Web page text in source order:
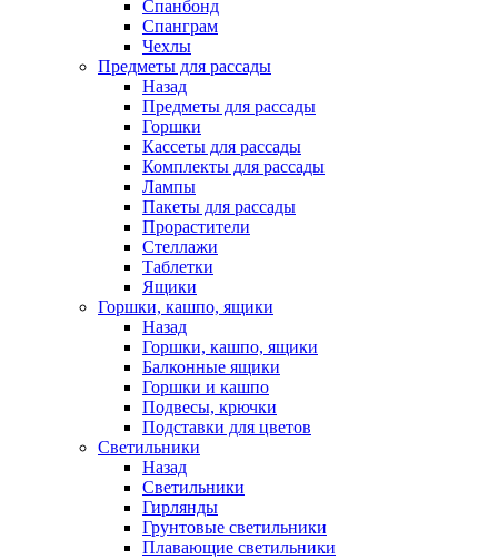
Спанбонд
Спанграм
Чехлы
Предметы для рассады
Назад
Предметы для рассады
Горшки
Кассеты для рассады
Комплекты для рассады
Лампы
Пакеты для рассады
Прорастители
Стеллажи
Таблетки
Ящики
Горшки, кашпо, ящики
Назад
Горшки, кашпо, ящики
Балконные ящики
Горшки и кашпо
Подвесы, крючки
Подставки для цветов
Светильники
Назад
Светильники
Гирлянды
Грунтовые светильники
Плавающие светильники